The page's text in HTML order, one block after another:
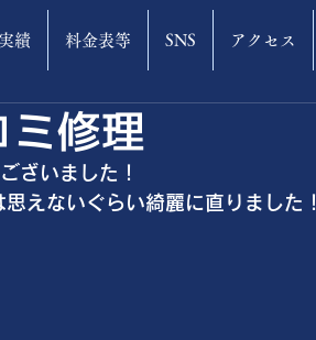
績 料金表等 SNS アクセス
修理
ざいました！
えないぐらい綺麗に直りました！